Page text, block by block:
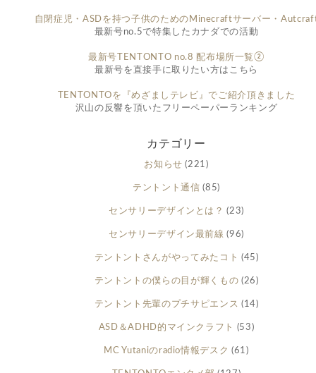
自閉症児・ASDを持つ子供のためのMinecraftサーバー・
最新号no.5で特集したカナダでの活動
最新号TENTONTO no.8 配布場所一覧②
最新号を直接手に取りたい方はこちら
TENTONTOを『めざましテレビ』でご紹介頂きました
沢山の反響を頂いたフリーペーパーランキング
カテゴリー
お知らせ (221)
テントント通信 (85)
センサリーデザインとは？ (23)
センサリーデザイン最前線 (96)
テントントさんがやってみたコト (45)
テントントの僕らの目が輝くもの (26)
テントント先輩のプチサピエンス (14)
ASD＆ADHD的マインクラフト (53)
MC Yutaniのradio情報デスク (61)